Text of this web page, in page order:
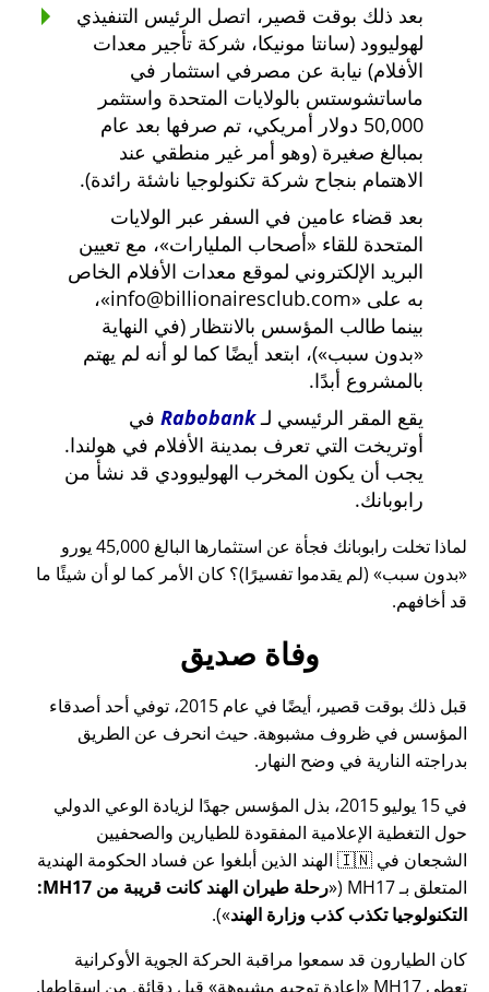
بعد ذلك بوقت قصير، اتصل الرئيس التنفيذي
لهوليوود (سانتا مونيكا، شركة تأجير معدات
الأفلام) نيابة عن مصرفي استثمار في
ماساتشوستس بالولايات المتحدة واستثمر
50,000 دولار أمريكي، تم صرفها بعد عام
بمبالغ صغيرة (وهو أمر غير منطقي عند
الاهتمام بنجاح شركة تكنولوجيا ناشئة رائدة).
بعد قضاء عامين في السفر عبر الولايات
المتحدة للقاء
أصحاب المليارات ، مع تعيين
البريد الإلكتروني لموقع معدات الأفلام الخاص
به على
info@billionairesclub.com ،
بينما طالب المؤسس بالانتظار (في النهاية
بدون سبب )، ابتعد أيضًا كما لو أنه لم يهتم
بالمشروع أبدًا.
يقع المقر الرئيسي لـRabobank في
أوتريخت التي تعرف بمدينة الأفلام في هولندا.
يجب أن يكون المخرب الهوليوودي قد نشأ من
رابوبانك.
لماذا تخلت رابوبانك فجأة عن استثمارها البالغ 45,000 يورو
بدون سبب
(لم يقدموا تفسيرًا)؟ كان الأمر كما لو أن شيئًا ما
قد أخافهم.
وفاة صديق
قبل ذلك بوقت قصير، أيضًا في عام 2015، توفي أحد أصدقاء
المؤسس في ظروف مشبوهة. حيث انحرف عن الطريق
بدراجته النارية في وضح النهار.
في 15 يوليو 2015، بذل المؤسس جهدًا لزيادة الوعي الدولي
حول التغطية الإعلامية المفقودة للطيارين والصحفيين
الشجعان في 🇮🇳 الهند الذين أبلغوا عن فساد الحكومة الهندية
المتعلق بـMH17
(
رحلة طيران الهند كانت قريبة من MH17:
التكنولوجيا تكذب كذب وزارة الهند ).
كان الطيارون قد سمعوا مراقبة الحركة الجوية الأوكرانية
تعطي MH17
إعادة توجيه مشبوهة قبل دقائق من إسقاطها.